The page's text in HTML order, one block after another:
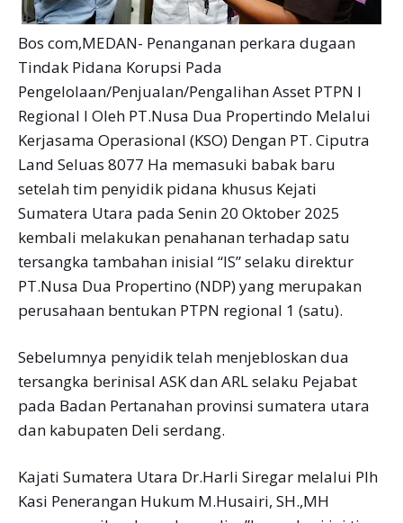
Bos com,MEDAN- Penanganan perkara dugaan
Tindak Pidana Korupsi Pada
Pengelolaan/Penjualan/Pengalihan Asset PTPN I
Regional I Oleh PT.Nusa Dua Propertindo Melalui
Kerjasama Operasional (KSO) Dengan PT. Ciputra
Land Seluas 8077 Ha memasuki babak baru
setelah tim penyidik pidana khusus Kejati
Sumatera Utara pada Senin 20 Oktober 2025
kembali melakukan penahanan terhadap satu
tersangka tambahan inisial “IS” selaku direktur
PT.Nusa Dua Propertino (NDP) yang merupakan
perusahaan bentukan PTPN regional 1 (satu).
Sebelumnya penyidik telah menjebloskan dua
tersangka berinisal ASK dan ARL selaku Pejabat
pada Badan Pertanahan provinsi sumatera utara
dan kabupaten Deli serdang.
Kajati Sumatera Utara Dr.Harli Siregar melalui Plh
Kasi Penerangan Hukum M.Husairi, SH.,MH